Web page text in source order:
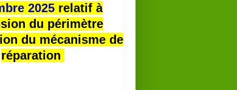
2025relatif à
du périmètre
du mécanisme de
réparation